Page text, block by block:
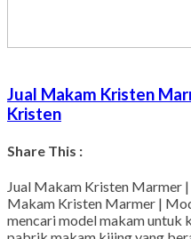
Jual Makam Kristen
Kristen
Share This :
Facebook